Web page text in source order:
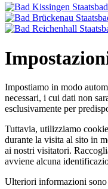
Impostiamo in modo
necessari, i cui dati non
esclusivamente per
Tuttavia, utilizziamo
durante la visita al sito in
ai nostri visitatori.
avviene alcuna
Ulteriori informazioni